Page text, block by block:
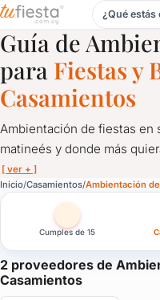
Ambientación de fiestas
¿Qué
Guía de
para Fiestas y
Casamientos
Ambientación de fiestas en
matineés y donde más
[ ver + ]
Inicio Casamientos Ambientación
Cumples de 15
2 proveedores de
Casamientos
Ambientación de fiestas
Ambientación de fiestas en
La fiesta tiene que estar
Las cortinas, las mesas, las
Aquí te presentamos los